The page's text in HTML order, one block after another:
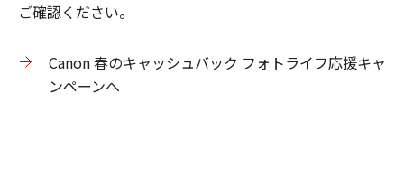
ご確認ください。
Canon 春のキャッシュバック フォトライフ応援キャ
ンペーンへ